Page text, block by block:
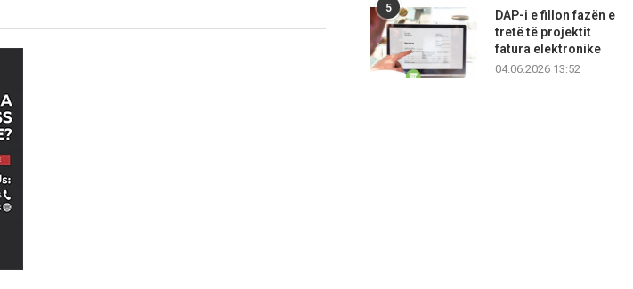
5
DAP-i e fillon fazën e
tretë të projektit
fatura elektronike
04.06.2026 13:52